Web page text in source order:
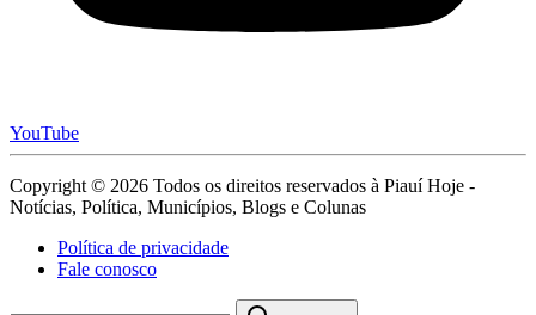
YouTube
Copyright © 2026 Todos os direitos reservados à Piauí Hoje -
Notícias, Política, Municípios, Blogs e Colunas
Política de privacidade
Fale conosco